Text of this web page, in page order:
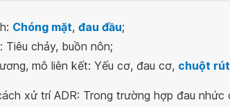
Chóng mặt, đau đầu;
Tiêu chảy, buồn nôn;
mô liên kết: Yếu cơ, đau cơ, chuột rút
xử trí ADR: Trong trường hợp đau